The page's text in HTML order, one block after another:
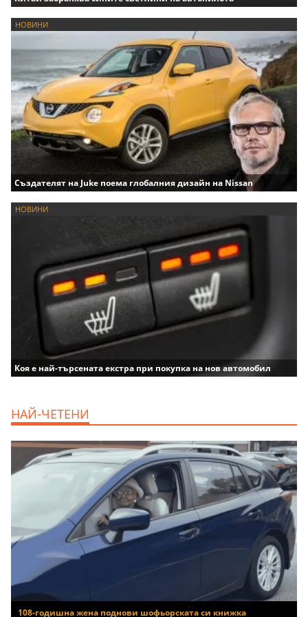
НОВИНИ
Създателят на Juke поема глобалния дизайн на Nissan
НОВИНИ
Коя е най-търсената екстра при покупка на нов автомобил
НАЙ-ЧЕТЕНИ
108-годишна жена поднови шофьорската си книжка